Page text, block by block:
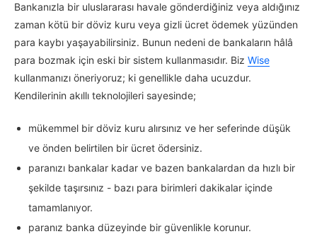
Bankanızla bir uluslararası havale gönderdiğiniz veya aldığınız
zaman kötü bir döviz kuru veya gizli ücret ödemek yüzünden
para kaybı yaşayabilirsiniz. Bunun nedeni de bankaların hâlâ
para bozmak için eski bir sistem kullanmasıdır. Biz Wise
kullanmanızı öneriyoruz; ki genellikle daha ucuzdur.
Kendilerinin akıllı teknolojileri sayesinde;
mükemmel bir döviz kuru alırsınız ve her seferinde düşük
ve önden belirtilen bir ücret ödersiniz.
paranızı bankalar kadar ve bazen bankalardan da hızlı bir
şekilde taşırsınız - bazı para birimleri dakikalar içinde
tamamlanıyor.
paranız banka düzeyinde bir güvenlikle korunur.